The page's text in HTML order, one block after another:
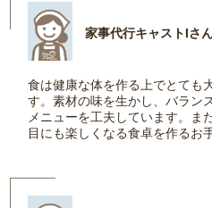
家事代行キャストIさ
食は健康な体を作る上でとても
す。素材の味を生かし、バラン
メニューを工夫しています。ま
目にも楽しくなる食卓を作るお